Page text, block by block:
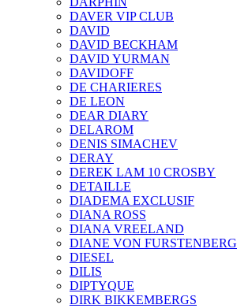
DAVER VIP CLUB
DAVID
DAVID BECKHAM
DAVID YURMAN
DAVIDOFF
DE CHARIERES
DE LEON
DEAR DIARY
DELAROM
DENIS SIMACHEV
DERAY
DEREK LAM 10 CROSBY
DETAILLE
DIADEMA EXCLUSIF
DIANA ROSS
DIANA VREELAND
DIANE VON FURSTENBERG
DIESEL
DILIS
DIPTYQUE
DIRK BIKKEMBERGS